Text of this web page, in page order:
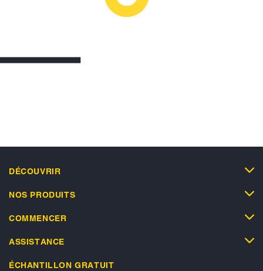
DÉCOUVRIR
NOS PRODUITS
COMMENCER
ASSISTANCE
ÉCHANTILLON GRATUIT